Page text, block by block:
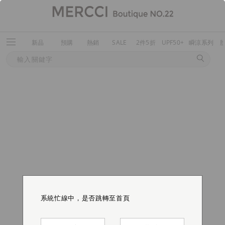
新品 預購 熱銷 SALE 2件5折 UPF50+ 瞬涼系列
系統忙線中，是否跳轉至首頁
系統忙線中，是否跳轉至首頁
系統忙線中，是否跳轉至首頁
系統忙線中，是否跳轉至首頁
系統忙線中，是否跳轉至首頁